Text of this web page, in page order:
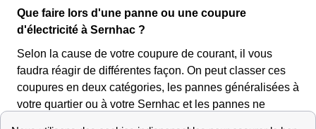
Que faire lors d'une panne ou une coupure
d'électricité à Sernhac ?
Selon la cause de votre coupure de courant, il vous
faudra réagir de différentes façon. On peut classer ces
coupures en deux catégories, les pannes généralisées à
votre quartier ou à votre Sernhac et les pannes ne